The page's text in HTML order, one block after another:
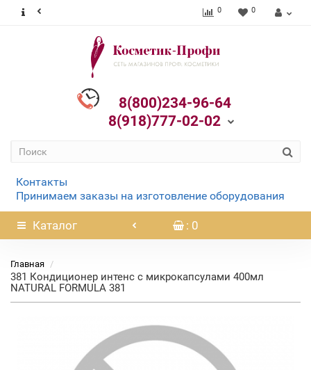
0 0
8(800)234-96-64
8(918)777-02-02
Контакты
Принимаем заказы на изготовление оборудования
Каталог : 0
Главная
381 Кондиционер интенс с микрокапсулами 400мл
NATURAL FORMULA 381